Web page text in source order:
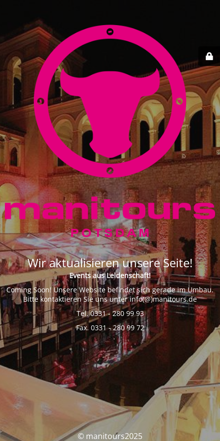
Wir aktualisieren unsere Seite!
Events aus Leidenschaft!
Coming Soon! Unsere Website befindet sich gerade im Umbau.
Bitte kontaktieren Sie uns unter info(@)manitours.de
Tel. 0331 - 280 99 93
Fax. 0331 - 280 99 72
© manitours2025